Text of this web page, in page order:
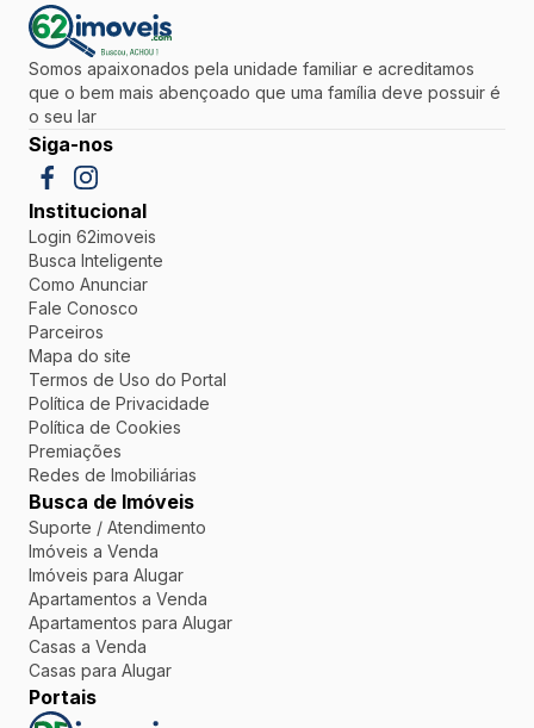
Somos apaixonados pela unidade familiar e acreditamos
que o bem mais abençoado que uma família deve possuir é
o seu lar
Siga-nos
Institucional
Login 62imoveis
Busca Inteligente
Como Anunciar
Fale Conosco
Parceiros
Mapa do site
Termos de Uso do Portal
Política de Privacidade
Política de Cookies
Premiações
Redes de Imobiliárias
Busca de Imóveis
Suporte / Atendimento
Imóveis a Venda
Imóveis para Alugar
Apartamentos a Venda
Apartamentos para Alugar
Casas a Venda
Casas para Alugar
Portais